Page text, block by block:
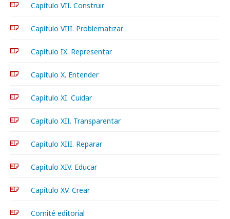
Capítulo VII. Construir
Capítulo VIII. Problematizar
Capítulo IX. Representar
Capítulo X. Entender
Capítulo XI. Cuidar
Capítulo XII. Transparentar
Capítulo XIII. Reparar
Capítulo XIV. Educar
Capítulo XV. Crear
Comité editorial